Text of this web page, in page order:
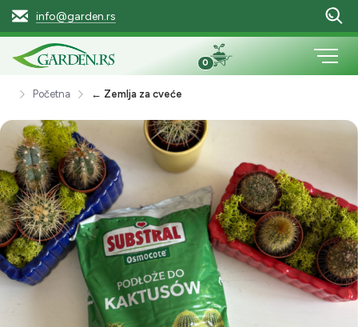
info@garden.rs
0
Početna ← Zemlja za cveće